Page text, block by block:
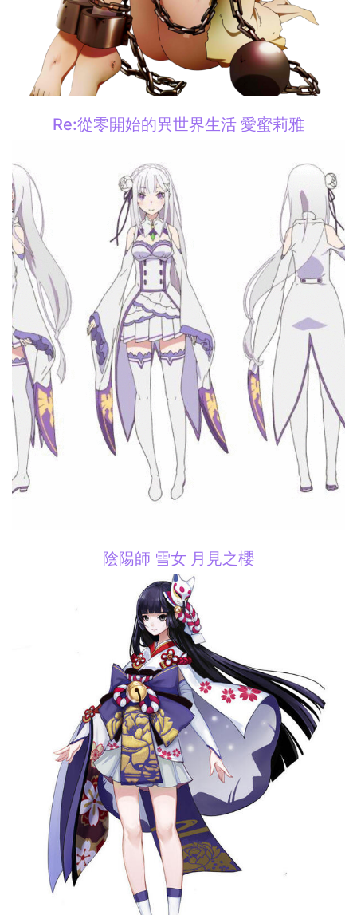
Re:從零開始的異世界生活 愛蜜莉雅
陰陽師 雪女 月見之櫻